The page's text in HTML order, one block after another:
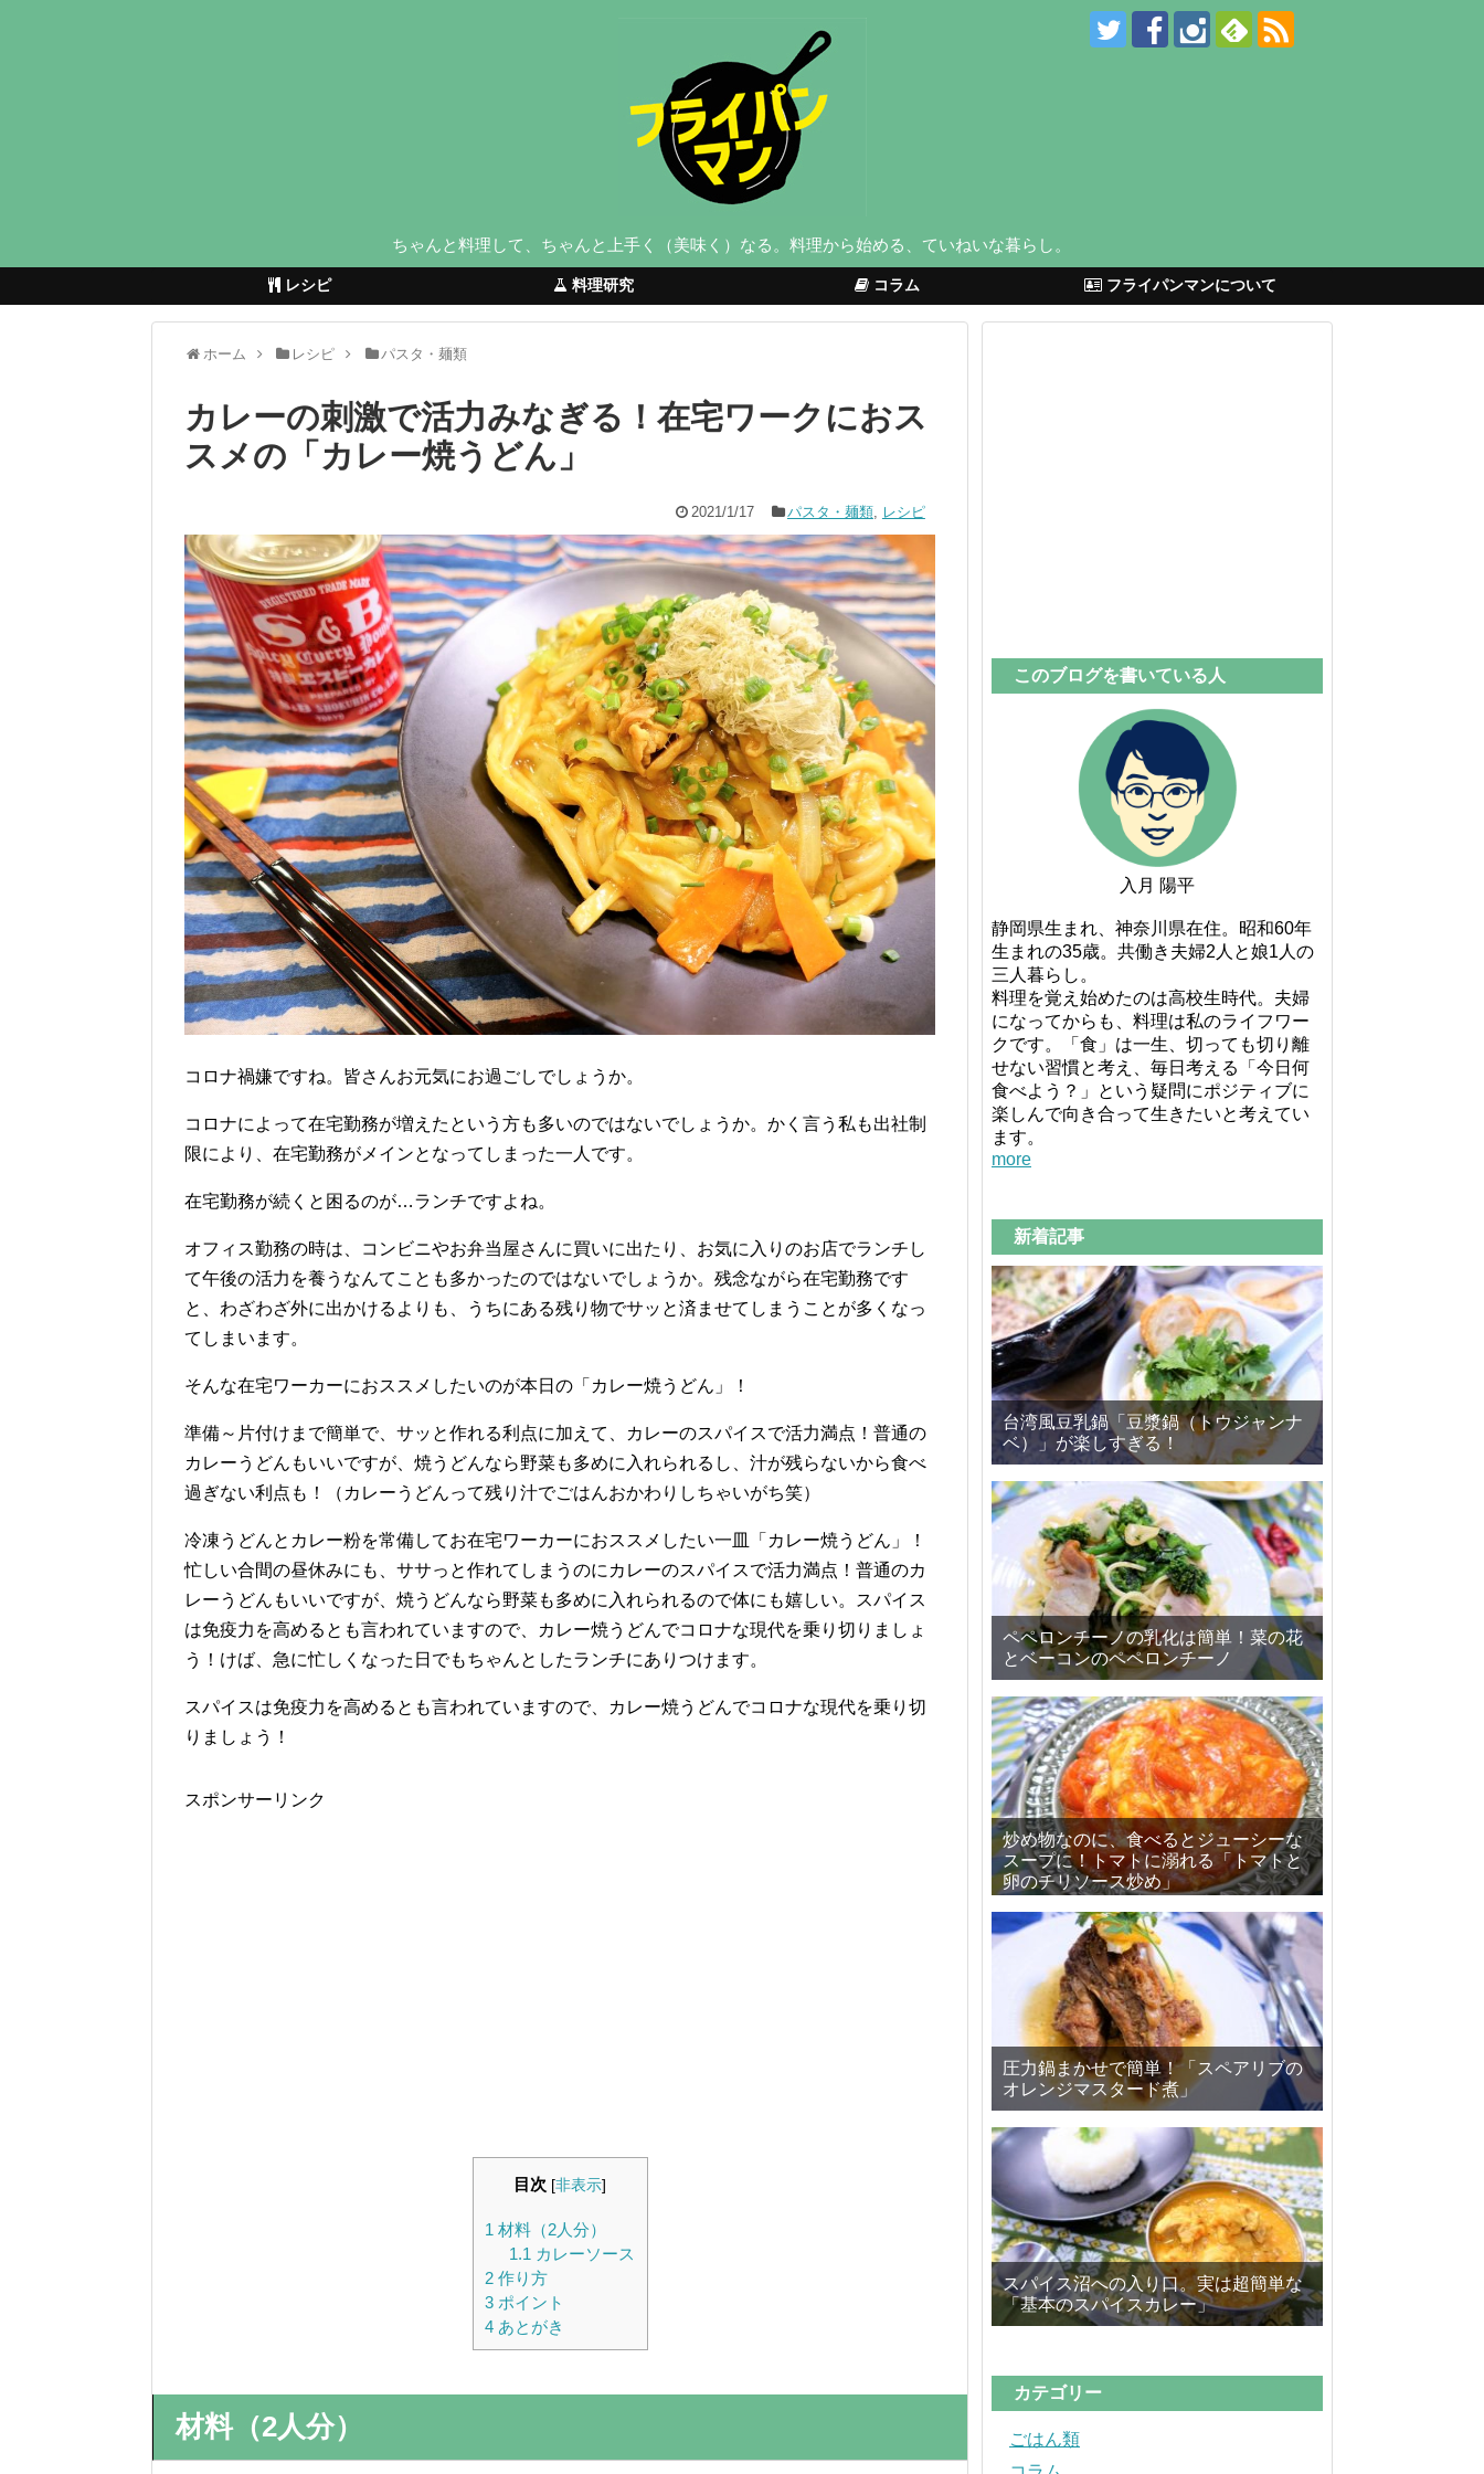
ちゃんと料理して、ちゃんと上手く（美味く）なる。料理から始める、ていねいな暮らし。
レシピ 料理研究 コラム フライパンマンについて
ホーム レシピ パスタ・麺類
カレーの刺激で活力みなぎる！在宅ワークにおス
スメの「カレー焼うどん」
2021/1/17 パスタ・麺類, レシピ
コロナ禍嫌ですね。皆さんお元気にお過ごしでしょうか。
コロナによって在宅勤務が増えたという方も多いのではないでしょうか。かく言う私も出社制
限により、在宅勤務がメインとなってしまった一人です。
在宅勤務が続くと困るのが…ランチですよね。
オフィス勤務の時は、コンビニやお弁当屋さんに買いに出たり、お気に入りのお店でランチし
て午後の活力を養うなんてことも多かったのではないでしょうか。残念ながら在宅勤務です
と、わざわざ外に出かけるよりも、うちにある残り物でサッと済ませてしまうことが多くなっ
てしまいます。
そんな在宅ワーカーにおススメしたいのが本日の「カレー焼うどん」！
準備～片付けまで簡単で、サッと作れる利点に加えて、カレーのスパイスで活力満点！普通の
カレーうどんもいいですが、焼うどんなら野菜も多めに入れられるし、汁が残らないから食べ
過ぎない利点も！（カレーうどんって残り汁でごはんおかわりしちゃいがち笑）
冷凍うどんとカレー粉を常備してお在宅ワーカーにおススメしたい一皿「カレー焼うどん」！
忙しい合間の昼休みにも、ササっと作れてしまうのにカレーのスパイスで活力満点！普通のカ
レーうどんもいいですが、焼うどんなら野菜も多めに入れられるので体にも嬉しい。スパイス
は免疫力を高めるとも言われていますので、カレー焼うどんでコロナな現代を乗り切りましょ
う！けば、急に忙しくなった日でもちゃんとしたランチにありつけます。
スパイスは免疫力を高めるとも言われていますので、カレー焼うどんでコロナな現代を乗り切
りましょう！
スポンサーリンク
目次 [非表示]
1 材料（2人分）
1.1 カレーソース
2作り方
3ポイント
4あとがき
材料（2人分）
このブログを書いている人
入月 陽平
静岡県生まれ、神奈川県在住。昭和60年
生まれの35歳。共働き夫婦2人と娘1人の
三人暮らし。
料理を覚え始めたのは高校生時代。夫婦
になってからも、料理は私のライフワー
クです。「食」は一生、切っても切り離
せない習慣と考え、毎日考える「今日何
食べよう？」という疑問にポジティブに
楽しんで向き合って生きたいと考えてい
ます。
more
新着記事
台湾風豆乳鍋「豆漿鍋（トウジャンナ
ベ）」が楽しすぎる！
ペペロンチーノの乳化は簡単！菜の花
とベーコンのペペロンチーノ
炒め物なのに、食べるとジューシーな
スープに！トマトに溺れる「トマトと
卵のチリソース炒め」
圧力鍋まかせで簡単！「スペアリブの
オレンジマスタード煮」
スパイス沼への入り口。実は超簡単な
「基本のスパイスカレー」
カテゴリー
ごはん類